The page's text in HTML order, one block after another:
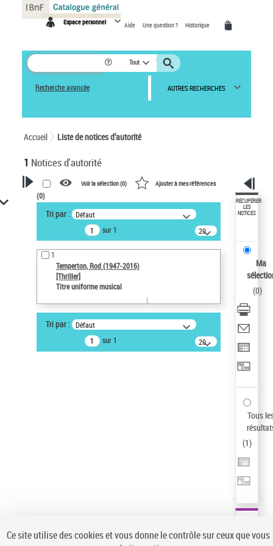
Espace personnel Aide Une question ? Historique
Tout
Recherche avancée AUTRES RECHERCHES
Accueil Liste de notices d’autorité
1 Notices d'autorité
VOTRE RECHERCHE
Recherche avancée dans les
notices d’autorité
Œuvres liées à l'auteur :
Temperton, Rod (1947-2016)
Type de notice d'autorité
Voir la sélection (0) Ajouter à mes références
(0)
Tri par : Défaut
sur 1
20
résultats/page
1
Temperton, Rod (1947-2016)
[Thriller]
Titre uniforme musical
Tri par : Défaut
sur 1
20
résultats/page
RÉCUPÉRER
LES
NOTICES
Ma
(0)
Tous
(1)
Panneau de gestion des cookies
Ce site utilise des cookies et vous donne le contrôle sur ceux que vous